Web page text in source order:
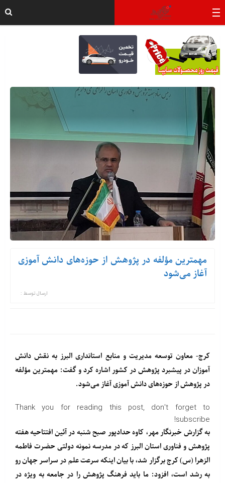
مهمترین مؤلفه در پژوهش از حوزه‌های دانش آموزی
آغاز می‌شود
ارسال توسط :
کرج- معاون توسعه مدیریت و منابع استانداری البرز به نقش دانش
آموزان در پیشبرد پژوهش در کشور اشاره کرد و گفت: مهمترین مؤلفه
در پژوهش از حوزه‌های دانش آموزی آغاز می‌شود.
Thank you for reading this post, don't forget to
subscribe!
به گزارش خبرنگار مهر، کاوه حدادپور صبح شنبه در آئین افتتاحیه هفته
پژوهش و فناوری استان البرز که در مدرسه نمونه دولتی حضرت فاطمه
الزهرا (س) کرج برگزار شد، با بیان اینکه سرعت علم در سراسر جهان رو
به رشد است، افزود: ما باید فرهنگ پژوهش را در جامعه به ویژه در